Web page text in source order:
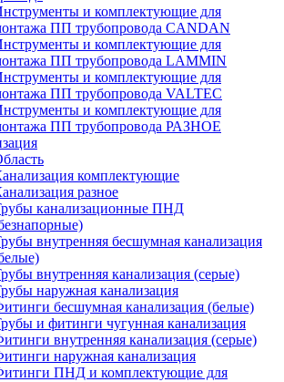
и комплектующие для
ПП трубопровода CANDAN
и комплектующие для
ПП трубопровода LAMMIN
и комплектующие для
ПП трубопровода VALTEC
и комплектующие для
ПП трубопровода РАЗНОЕ
комплектующие
разное
канализационные ПНД
внутренняя бесшумная канализация
внутренняя канализация (серые)
наружная канализация
бесшумная канализация (белые)
и фитинги чугунная канализация
внутренняя канализация (серые)
наружная канализация
ПНД и комплектующие для